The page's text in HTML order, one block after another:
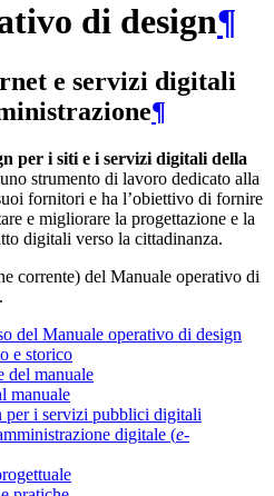
di design¶
e servizi digitali
¶
per i siti e i servizi digitali della
strumento di lavoro dedicato alla
fornitori e ha l’obiettivo di fornire
e migliorare la progettazione e la
digitali verso la cittadinanza.
corrente) del Manuale operativo di
.
del Manuale operativo di design
e storico
del manuale
manuale
per i servizi pubblici digitali
digitale (e-